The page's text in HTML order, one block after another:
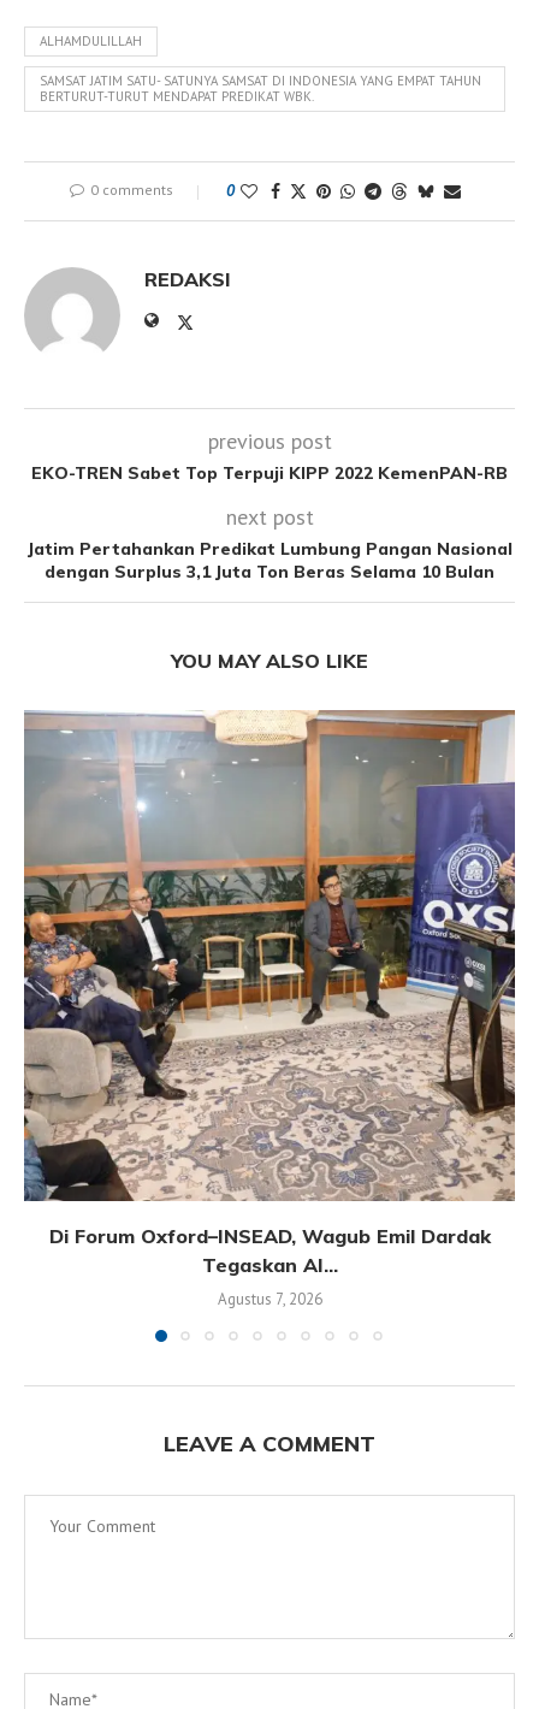
ALHAMDULILLAH
SAMSAT JATIM SATU- SATUNYA SAMSAT DI INDONESIA YANG EMPAT TAHUN
BERTURUT-TURUT MENDAPAT PREDIKAT WBK.
0 comments 0
REDAKSI
previous post
EKO-TREN Sabet Top Terpuji KIPP 2022 KemenPAN-RB
next post
Jatim Pertahankan Predikat Lumbung Pangan Nasional
dengan Surplus 3,1 Juta Ton Beras Selama 10 Bulan
YOU MAY ALSO LIKE
Di Forum Oxford–INSEAD, Wagub Emil Dardak
Tegaskan AI...
Agustus 7, 2026
LEAVE A COMMENT